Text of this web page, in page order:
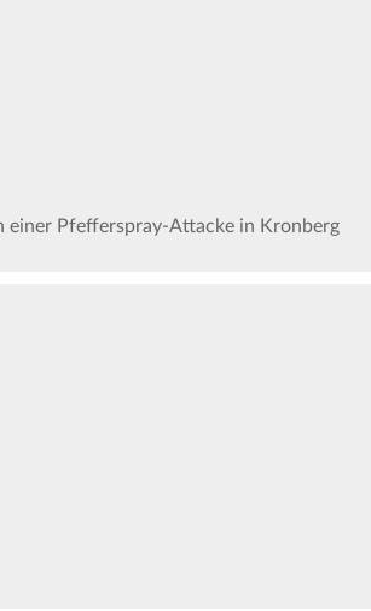
einer Pfefferspray-Attacke in Kronberg